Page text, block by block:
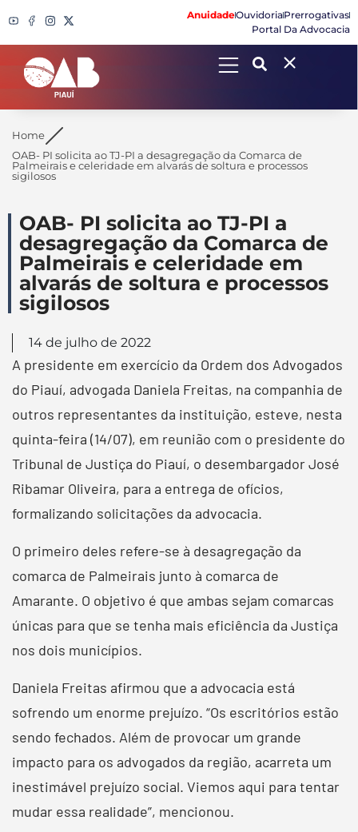
AnuidadeOuvidoriaPrerrogativas
Portal Da Advocacia
Search
Home
OAB- PI solicita ao TJ-PI a desagregação da Comarca de
Palmeirais e celeridade em alvarás de soltura e processos
sigilosos
OAB- PI solicita ao TJ-PI a
desagregação da Comarca de
Palmeirais e celeridade em
alvarás de soltura e processos
sigilosos
14 de julho de 2022
A presidente em exercício da Ordem dos Advogados
do Piauí, advogada Daniela Freitas, na companhia de
outros representantes da instituição, esteve, nesta
quinta-feira (14/07), em reunião com o presidente do
Tribunal de Justiça do Piauí, o desembargador José
Ribamar Oliveira, para a entrega de ofícios,
formalizando solicitações da advocacia.
O primeiro deles refere-se à desagregação da
comarca de Palmeirais junto à comarca de
Amarante. O objetivo é que ambas sejam comarcas
únicas para que se tenha mais eficiência da Justiça
nos dois municípios.
Daniela Freitas afirmou que a advocacia está
sofrendo um enorme prejuízo. “Os escritórios estão
sendo fechados. Além de provocar um grande
impacto para os advogados da região, acarreta um
inestimável prejuízo social. Viemos aqui para tentar
mudar essa realidade”, mencionou.